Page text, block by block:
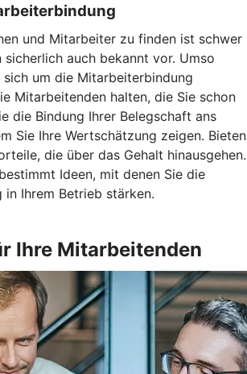
und Mitarbeiter zu finden ist schwer
sicherlich auch bekannt vor. Umso
um die Mitarbeiterbindung
Mitarbeitenden halten, die Sie schon
die Bindung Ihrer Belegschaft ans
Sie Ihre Wertschätzung zeigen. Bieten
die über das Gehalt hinausgehen.
Ideen, mit denen Sie die
Ihrem Betrieb stärken.
Ihre Mitarbeitenden